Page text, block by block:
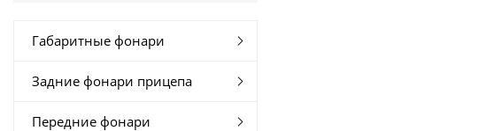
Габаритные фонари
Задние фонари прицепа
Передние фонари